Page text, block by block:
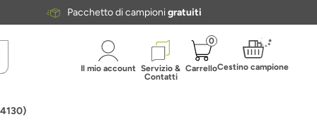
Pacchetto di campionigratuiti
Il mio account Servizio &
Contatti
0
CarrelloCestino campione